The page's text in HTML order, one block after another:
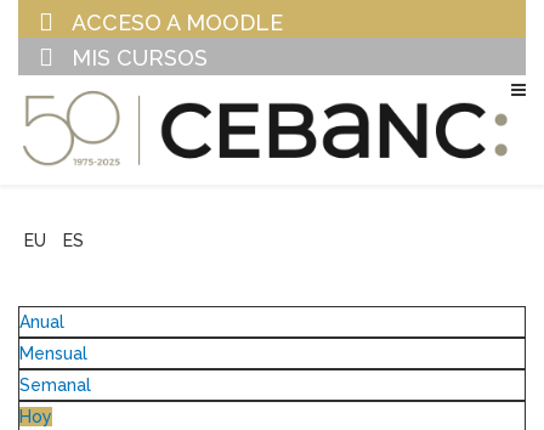
ACCESO A MOODLE
MIS CURSOS
EU ES
Anual
Mensual
Semanal
Hoy